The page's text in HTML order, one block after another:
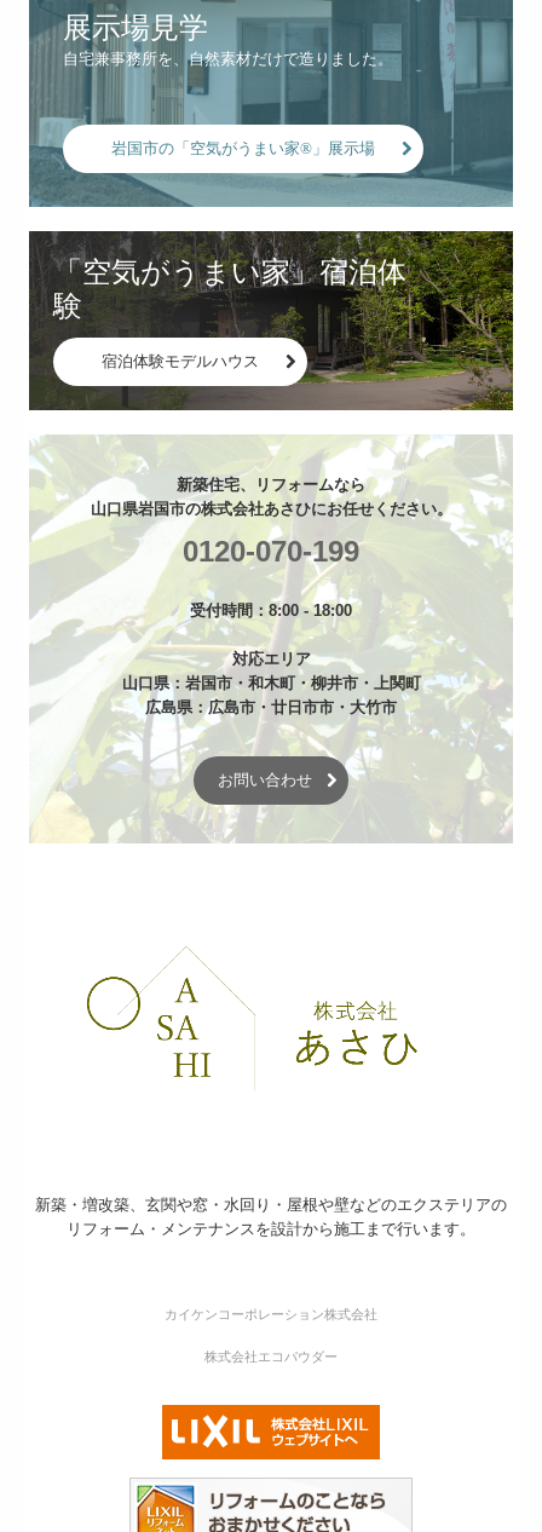
展示場見学
自宅兼事務所を、自然素材だけで造りました。
岩国市の「空気がうまい家®」展示場
「空気がうまい家」宿泊体
験
宿泊体験モデルハウス
新築住宅、リフォームなら
山口県岩国市の株式会社あさひにお任せください。
0120-070-199
受付時間：8:00 - 18:00
対応エリア
山口県：岩国市・和木町・柳井市・上関町
広島県：広島市・廿日市市・大竹市
お問い合わせ
新築・増改築、玄関や窓・水回り・屋根や壁などのエクステリアの
リフォーム・メンテナンスを設計から施工まで行います。
カイケンコーポレーション株式会社
株式会社エコパウダー